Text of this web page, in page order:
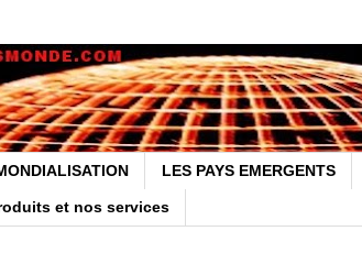
LES PAYS EMERGENTS
et nos services